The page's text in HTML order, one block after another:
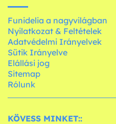
Funidelia a nagyvilágban
Nyilatkozat & Feltételek
Adatvédelmi Irányelvek
Sütik Irányelve
Elállási jog
Sitemap
Rólunk
KÖVESS MINKET::